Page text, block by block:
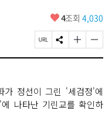
좋
요
4조회 4,030
페
이
L
복
S
N
유
하
기
글
자
크
게
변
글
자
작
게
변
가 정선이 그린 '세검정'에
나타난 기린교를 확인하